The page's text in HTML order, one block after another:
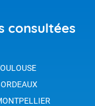
consultées